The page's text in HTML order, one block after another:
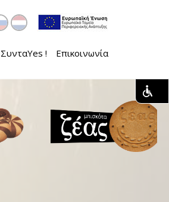
ΣυνταYes ! Επικοινωνία